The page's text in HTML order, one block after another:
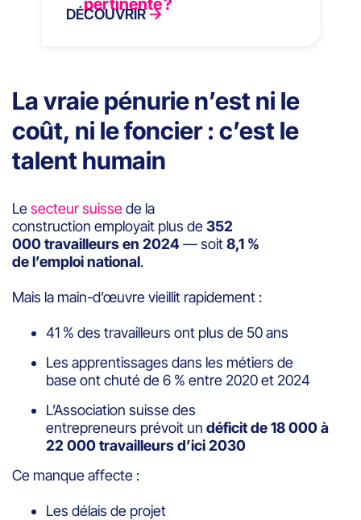
pertinente ?
DÉCOUVRIR
La vraie pénurie n’est ni le
coût, ni le foncier : c’est le
talent humain
Lesecteur suissede la
construction employait plus de352
000 travailleurs en 2024— soit8,1 %
de l’emploi national.
Mais la main-d’œuvre vieillit rapidement :
41 % des travailleurs ont plus de 50 ans
Les apprentissages dans les métiers de
base ont chuté de 6 % entre 2020 et 2024
L’Association suisse des
entrepreneurs prévoit un déficit de 18 000 à
22 000 travailleurs d’ici 2030
Ce manque affecte :
Les délais de projet